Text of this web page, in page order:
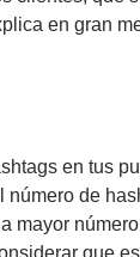
en gran
en tus
número de
mayor
que